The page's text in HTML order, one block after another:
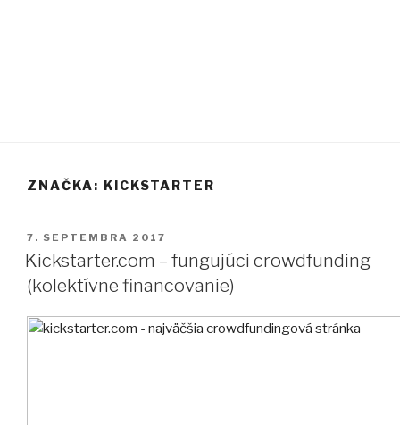
ZNAČKA: KICKSTARTER
PUBLIKOVANÉ
7. SEPTEMBRA 2017
Kickstarter.com – fungujúci crowdfunding
(kolektívne financovanie)